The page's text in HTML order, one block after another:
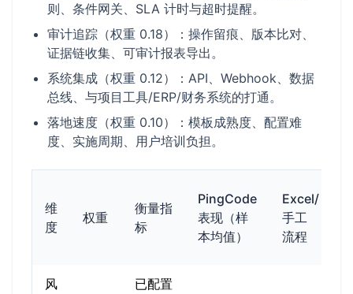
则、条件网关、SLA 计时与超时提醒。
审计追踪（权重 0.18）：操作留痕、版本比对、
证据链收集、可审计报表导出。
系统集成（权重 0.12）：API、Webhook、数据
总线、与项目工具/ERP/财务系统的打通。
落地速度（权重 0.10）：模板成熟度、配置难
度、实施周期、用户培训负担。
维
度
权重
衡量指
标
PingCode
表现（样
本均值）
Excel/
手工
流程
风
已配置